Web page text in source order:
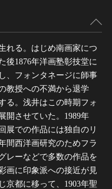
る。はじめ南画家につ
後1876年洋画塾彰技堂に
、フォンタネージに師事
教授への不満から退学
る。浅井はこの時期フォ
開させていた。1989年
展での作品には独自のリ
間西洋画研究のためフラ
レーなどで多数の作品を
画に印象派への接近が見
京都に移って、1903年聖